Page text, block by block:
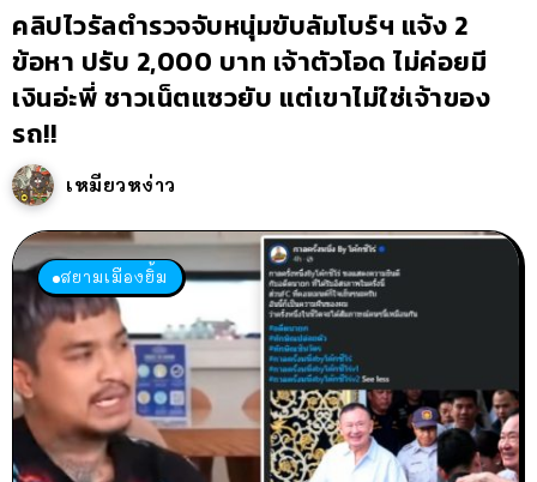
คลิปไวรัลตำรวจจับหนุ่มขับลัมโบร์ฯ แจ้ง 2
ข้อหา ปรับ 2,000 บาท เจ้าตัวโอด ไม่ค่อยมี
เงินอ่ะพี่ ชาวเน็ตแซวยับ แต่เขาไม่ใช่เจ้าของ
รถ!!
เหมียวหง่าว
สยามเมืองยิ้ม